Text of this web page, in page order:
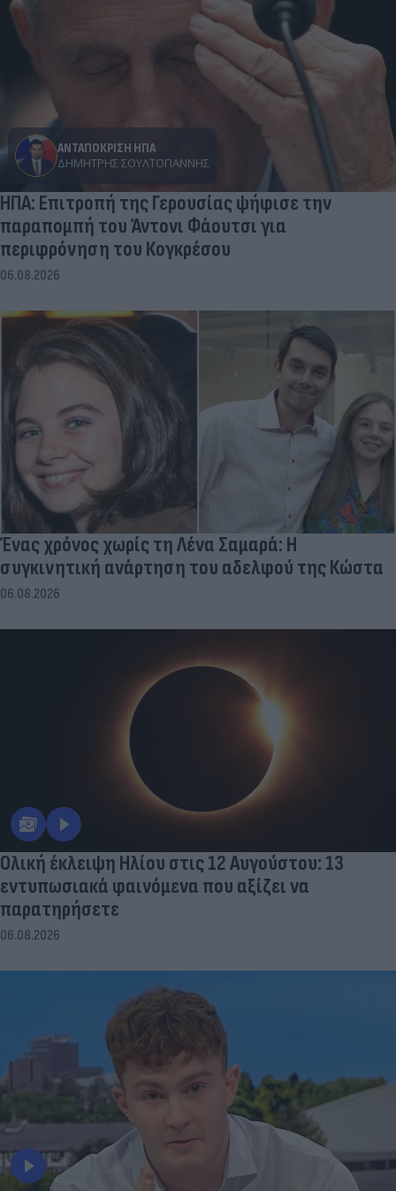
ΑΝΤΑΠΟΚΡΙΣΗ ΗΠΑ
ΔΗΜΉΤΡΗΣ ΣΟΥΛΤΟΓΙΆΝΝΗΣ
ΗΠΑ: Επιτροπή της Γερουσίας ψήφισε την
παραπομπή του Άντονι Φάουτσι για
περιφρόνηση του Κογκρέσου
06.08.2026
Ένας χρόνος χωρίς τη Λένα Σαμαρά: Η
συγκινητική ανάρτηση του αδελφού της Κώστα
06.08.2026
Ολική έκλειψη Ηλίου στις 12 Αυγούστου: 13
εντυπωσιακά φαινόμενα που αξίζει να
παρατηρήσετε
06.08.2026